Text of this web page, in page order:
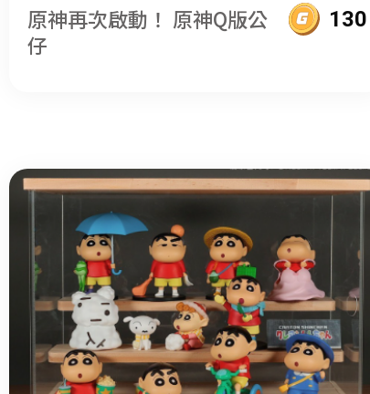
原神再次啟動！ 原神Q版公
仔
130